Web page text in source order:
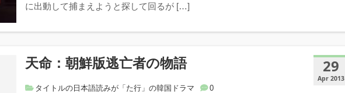
に出動して捕まえようと探して回るが […]
29
Apr 2013
天命：朝鮮版逃亡者の物語
タイトルの日本語読みが「た行」の韓国ドラマ 0